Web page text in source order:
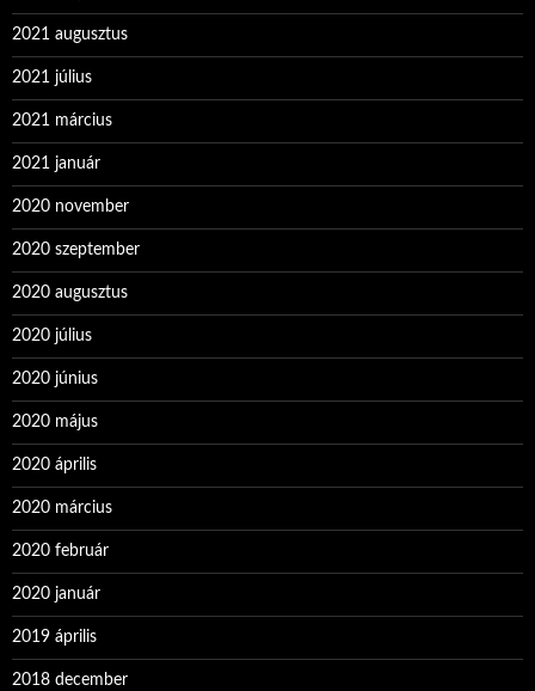
2021 augusztus
2021 július
2021 március
2021 január
2020 november
2020 szeptember
2020 augusztus
2020 július
2020 június
2020 május
2020 április
2020 március
2020 február
2020 január
2019 április
2018 december